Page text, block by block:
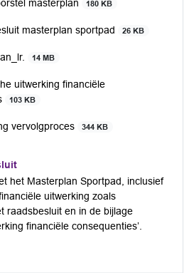
masterplan 180 KB
masterplan sportpad 26 KB
14 MB
uitwerking financiële
103 KB
vervolgproces 344 KB
het Masterplan Sportpad, inclusief
uitwerking zoals
raadsbesluit en in de bijlage
financiële consequenties’.